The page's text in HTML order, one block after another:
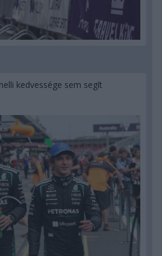
kedvessége sem segít